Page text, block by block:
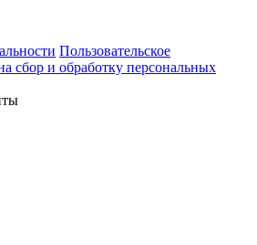
Пользовательское
сбор и обработку персональных